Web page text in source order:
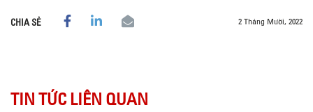
CHIA SẺ 2 Tháng Mười, 2022
TIN TỨC LIÊN QUAN